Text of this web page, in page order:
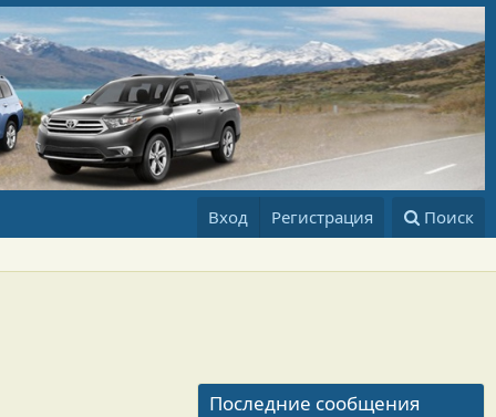
Вход Регистрация Поиск
Последние сообщения